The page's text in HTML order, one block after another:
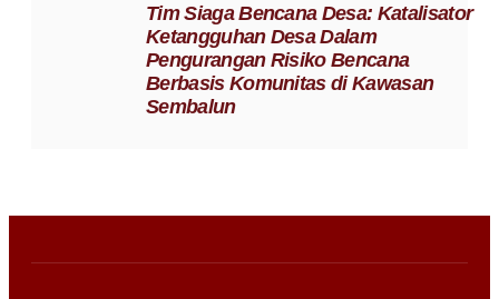
Tim Siaga Bencana Desa: Katalisator
Ketangguhan Desa Dalam
Pengurangan Risiko Bencana
Berbasis Komunitas di Kawasan
Sembalun